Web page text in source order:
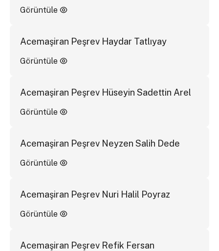
Görüntüle
Acemaşiran Peşrev Haydar Tatlıyay
Görüntüle
Acemaşiran Peşrev Hüseyin Sadettin Arel
Görüntüle
Acemaşiran Peşrev Neyzen Salih Dede
Görüntüle
Acemaşiran Peşrev Nuri Halil Poyraz
Görüntüle
Acemaşiran Peşrev Refik Fersan